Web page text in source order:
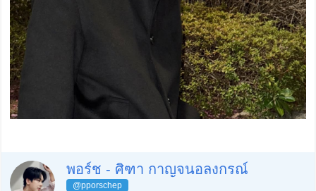
พอร์ช - ศิฑา กาญจนอลงกรณ์
@pporschep